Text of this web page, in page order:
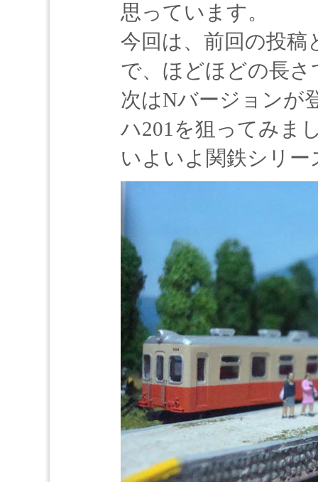
思っています。
今回は、前回の投稿
で、ほどほどの長
次はNバージョンが
ハ201を狙ってみ
いよいよ関鉄シリ